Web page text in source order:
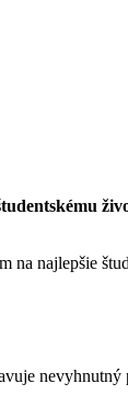
najlepšie